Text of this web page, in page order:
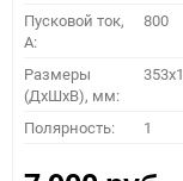
Пусковой ток,
A:
800
Размеры
(ДхШхВ), мм:
Полярность: 1